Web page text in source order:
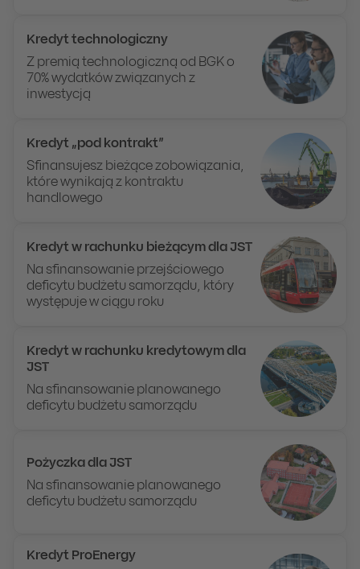
Kredyt technologiczny
Z premią technologiczną od BGK o
70% wydatków związanych z
inwestycją
Kredyt „pod kontrakt”
Sfinansujesz bieżące zobowiązania,
które wynikają z kontraktu
handlowego
Kredyt w rachunku bieżącym dla JST
Na sfinansowanie przejściowego
deficytu budżetu samorządu, który
występuje w ciągu roku
Kredyt w rachunku kredytowym dla
JST
Na sfinansowanie planowanego
deficytu budżetu samorządu
Pożyczka dla JST
Na sfinansowanie planowanego
deficytu budżetu samorządu
Kredyt ProEnergy